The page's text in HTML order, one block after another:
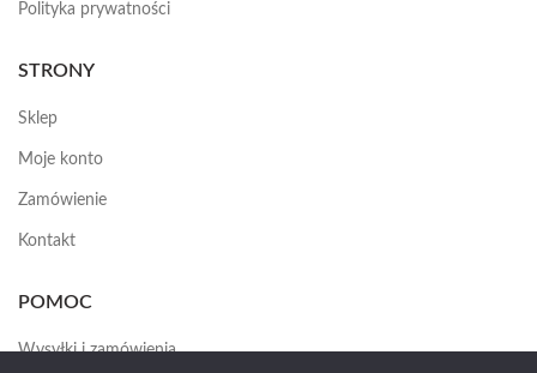
Polityka prywatności
STRONY
Sklep
Moje konto
Zamówienie
Kontakt
POMOC
Wysyłki i zamówienia